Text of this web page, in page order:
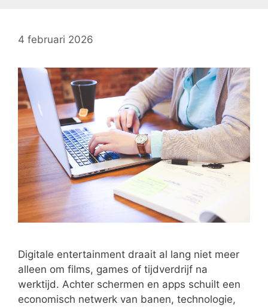
4 februari 2026
Digitale entertainment draait al lang niet meer
alleen om films, games of tijdverdrijf na
werktijd. Achter schermen en apps schuilt een
economisch netwerk van banen, technologie,